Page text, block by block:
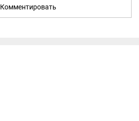
Комментировать